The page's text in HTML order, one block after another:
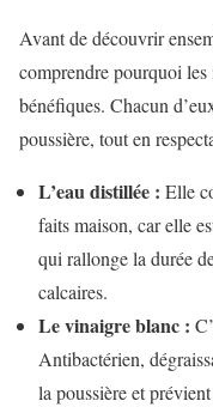
Avant de découvrir
comprendre pourquoi
bénéfiques. Chacun
poussière, tout en
L’eau distillée : Elle
faits maison, car elle
qui rallonge la durée
calcaires.
Le vinaigre blanc :
Antibactérien,
la poussière et